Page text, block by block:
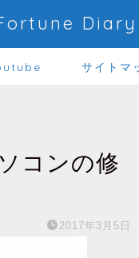
Diary
サイトマ
コンの修
2017年3月5日